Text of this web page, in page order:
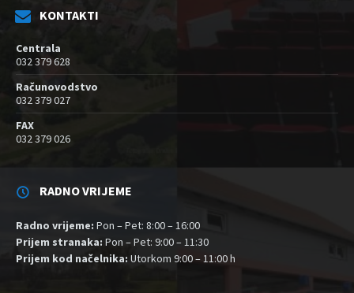
KONTAKTI
Centrala
032 379 628
Računovodstvo
032 379 027
FAX
032 379 026
RADNO VRIJEME
Radno vrijeme: Pon – Pet: 8:00 – 16:00
Prijem stranaka: Pon – Pet: 9:00 – 11:30
Prijem kod načelnika: Utorkom 9:00 – 11:00 h